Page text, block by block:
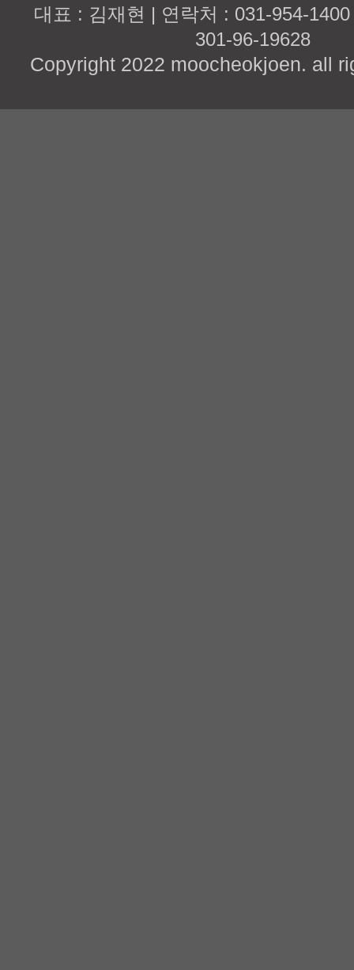
대표 : 김재현 | 연락처 : 031-954-
301-96-19628
Copyright 2022 moocheokjoen. all